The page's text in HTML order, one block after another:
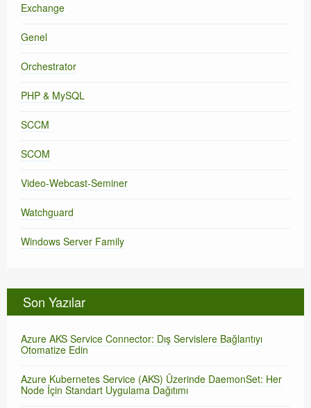
Exchange
Genel
Orchestrator
PHP & MySQL
SCCM
SCOM
Video-Webcast-Seminer
Watchguard
Windows Server Family
Son Yazılar
Azure AKS Service Connector: Dış Servislere Bağlantıyı
Otomatize Edin
Azure Kubernetes Service (AKS) Üzerinde DaemonSet: Her
Node İçin Standart Uygulama Dağıtımı